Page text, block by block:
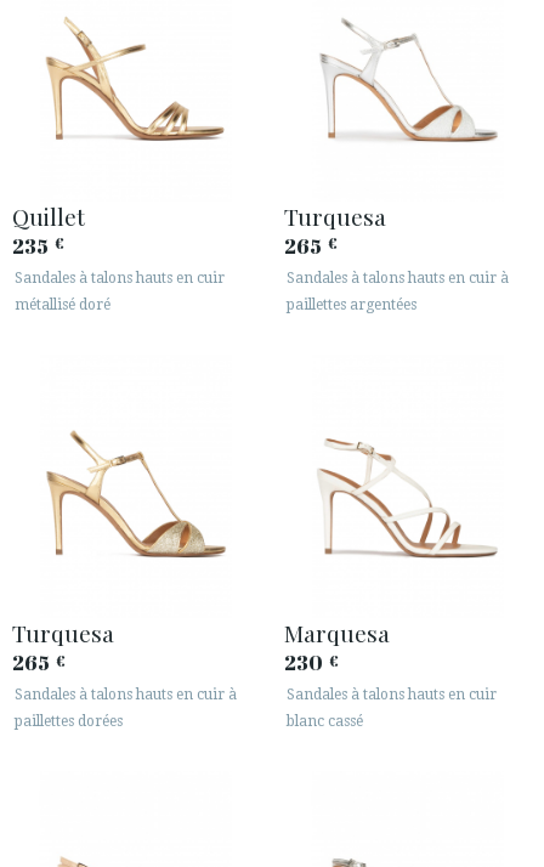
Quillet
235 €
Sandales à talons hauts en cuir
métallisé doré
Turquesa
265 €
Sandales à talons hauts en cuir à
paillettes argentées
Turquesa
265 €
Sandales à talons hauts en cuir à
paillettes dorées
Marquesa
230 €
Sandales à talons hauts en cuir
blanc cassé